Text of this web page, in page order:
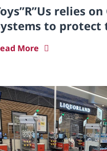
relies
to
More